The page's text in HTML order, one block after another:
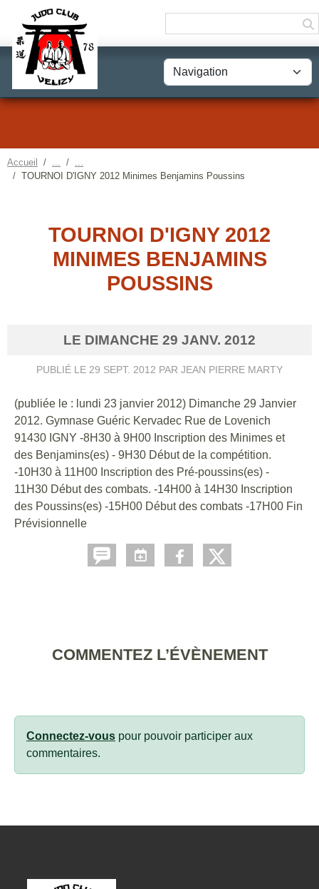
Accueil
TOURNOI D'IGNY 2012 Minimes Benjamins Poussins
TOURNOI D'IGNY 2012
MINIMES BENJAMINS
POUSSINS
LE DIMANCHE 29 JANV. 2012
PUBLIÉ LE 29 SEPT. 2012 PAR JEAN PIERRE MARTY
(publiée le : lundi 23 janvier 2012) Dimanche 29 Janvier
2012. Gymnase Guéric Kervadec Rue de Lovenich
91430 IGNY -8H30 à 9H00 Inscription des Minimes et
des Benjamins(es) - 9H30 Début de la compétition.
-10H30 à 11H00 Inscription des Pré-poussins(es) -
11H30 Début des combats. -14H00 à 14H30 Inscription
des Poussins(es) -15H00 Début des combats -17H00 Fin
Prévisionnelle
COMMENTEZ L’ÉVÈNEMENT
Connectez-vous pour pouvoir participer aux
commentaires.
Panneau de gestion des cookies